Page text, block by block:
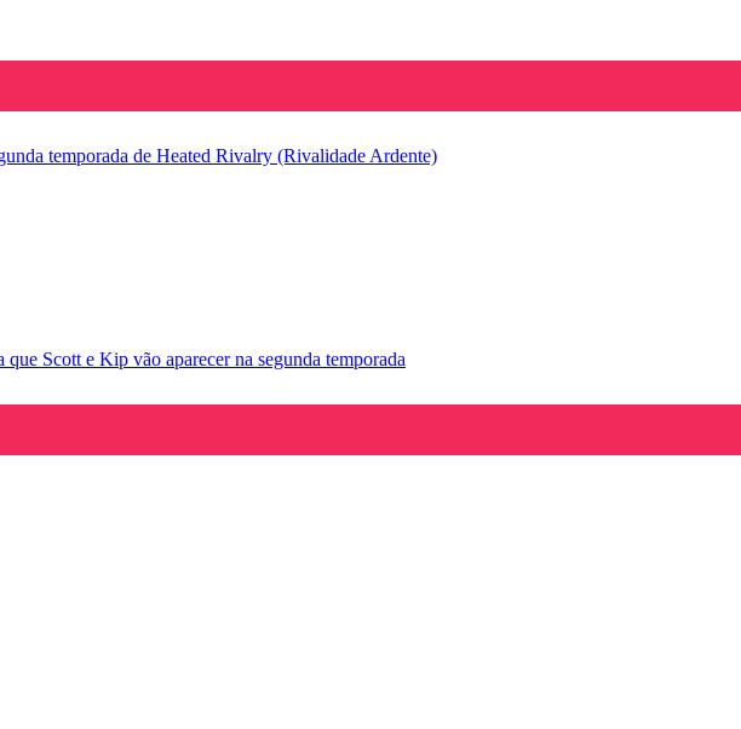
temporada de Heated Rivalry (Rivalidade Ardente)
Scott e Kip vão aparecer na segunda temporada